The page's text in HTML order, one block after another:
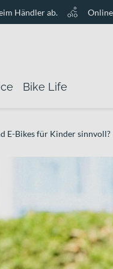
Händler ab.
Bike Life
E-Bikes für Kinder sinnvoll?